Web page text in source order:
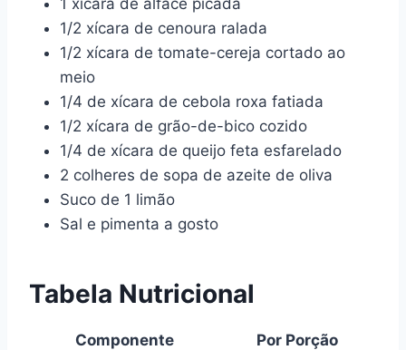
1 xícara de alface picada
1/2 xícara de cenoura ralada
1/2 xícara de tomate-cereja cortado ao
meio
1/4 de xícara de cebola roxa fatiada
1/2 xícara de grão-de-bico cozido
1/4 de xícara de queijo feta esfarelado
2 colheres de sopa de azeite de oliva
Suco de 1 limão
Sal e pimenta a gosto
Tabela Nutricional
Componente
Por Porção